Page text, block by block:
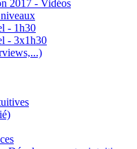
2017 - Vidéos
- 1h30
- 3x1h30